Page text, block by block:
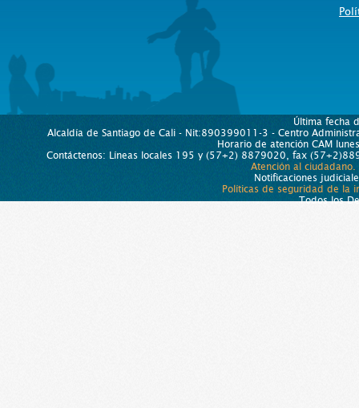
Última fecha
Alcaldía de Santiago de Cali - Nit:890399011-3 - Centro
Horario de atención CAM
Contáctenos: Líneas locales 195 y (57+2) 8879020, fax
Atención al ciudadano.
Notificaciones
Políticas de seguridad de la
Todos los